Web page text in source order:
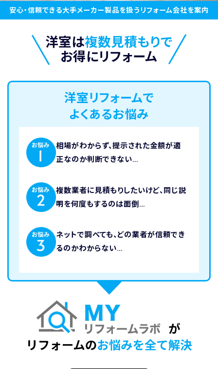
安心・信頼できる大手メーカー製品を扱うリフォーム会社を案内
洋室は複数見積もりで
お得にリフォーム
洋室リフォームで
よくあるお悩み
相場がわからず、提示された金額が適
正なのか判断できない…
複数業者に見積もりしたいけど、同じ説
明を何度もするのは面倒…
ネットで調べても、どの業者が信頼でき
るのかわからない…